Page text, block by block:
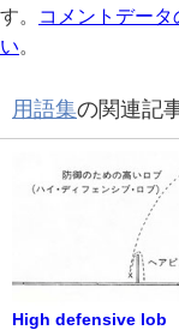
す。
コメントデー
い
用語集の関連記
High defensive lob